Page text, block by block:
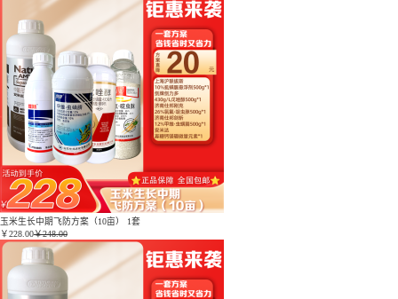
玉米生长中期飞防方案（10亩） 1套
￥228.00￥248.00